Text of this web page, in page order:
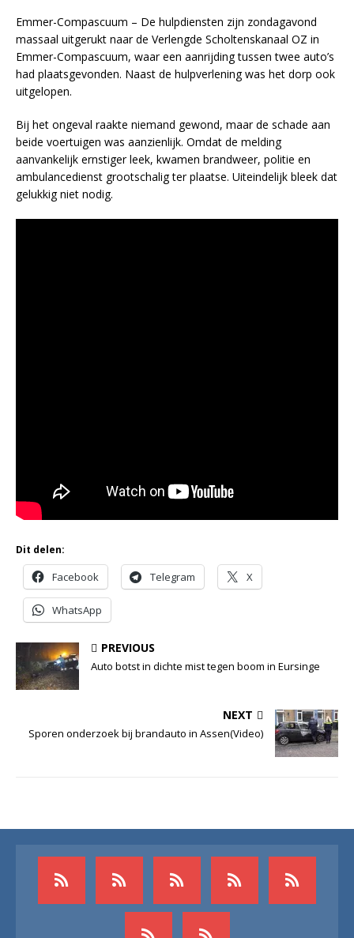
Emmer-Compascuum – De hulpdiensten zijn zondagavond
massaal uitgerukt naar de Verlengde Scholtenskanaal OZ in
Emmer-Compascuum, waar een aanrijding tussen twee auto’s
had plaatsgevonden. Naast de hulpverlening was het dorp ook
uitgelopen.
Bij het ongeval raakte niemand gewond, maar de schade aan
beide voertuigen was aanzienlijk. Omdat de melding
aanvankelijk ernstiger leek, kwamen brandweer, politie en
ambulancedienst grootschalig ter plaatse. Uiteindelijk bleek dat
gelukkig niet nodig.
Dit delen:
Facebook Telegram X
WhatsApp
PREVIOUS
Auto botst in dichte mist tegen boom in Eursinge
NEXT
Sporen onderzoek bij brandauto in Assen(Video)